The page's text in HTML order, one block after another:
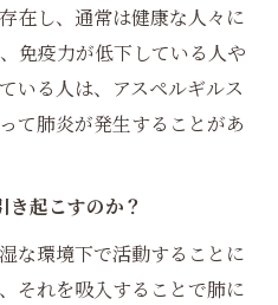
在し、通常は健康な人々に
免疫力が低下している人や
いる人は、アスペルギルス
て肺炎が発生することがあ
き起こすのか？
な環境下で活動することに
それを吸入することで肺に